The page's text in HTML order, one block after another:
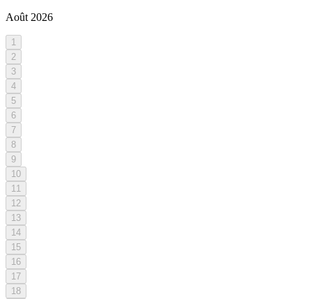
Août 2026
1
2
3
4
5
6
7
8
9
10
11
12
13
14
15
16
17
18